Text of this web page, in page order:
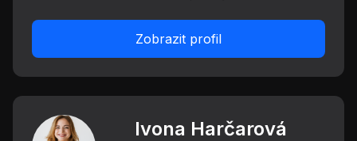
Zobrazit profil
Ivona Harčarová